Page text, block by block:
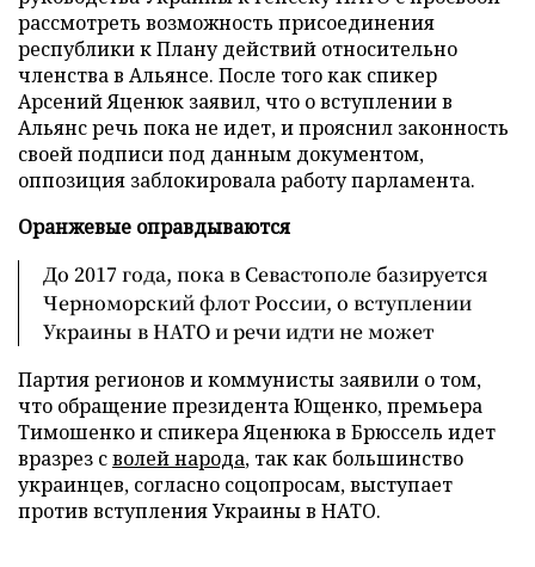
рассмотреть возможность присоединения
республики к Плану действий относительно
членства в Альянсе. После того как спикер
Арсений Яценюк заявил, что о вступлении в
Альянс речь пока не идет, и прояснил законность
своей подписи под данным документом,
оппозиция заблокировала работу парламента.
Оранжевые оправдываются
До 2017 года, пока в Севастополе базируется
Черноморский флот России, о вступлении
Украины в НАТО и речи идти не может
Партия регионов и коммунисты заявили о том,
что обращение президента Ющенко, премьера
Тимошенко и спикера Яценюка в Брюссель идет
вразрез сволей народа, так как большинство
украинцев, согласно соцопросам, выступает
против вступления Украины в НАТО.